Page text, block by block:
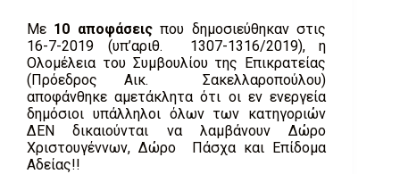
Με 10 αποφάσειςπου δημοσιεύθηκαν στις
16-7-2019 (υπ’αριθ. 1307-1316/2019), η
Ολομέλεια του Συμβουλίου της Επικρατείας
(Πρόεδρος Αικ. Σακελλαροπούλου)
αποφάνθηκε αμετάκλητα ότι οι εν ενεργεία
δημόσιοι υπάλληλοι όλων των κατηγοριών
ΔΕΝ δικαιούνται να λαμβάνουν Δώρο
Χριστουγέννων, Δώρο Πάσχα και Επίδομα
Αδείας!!